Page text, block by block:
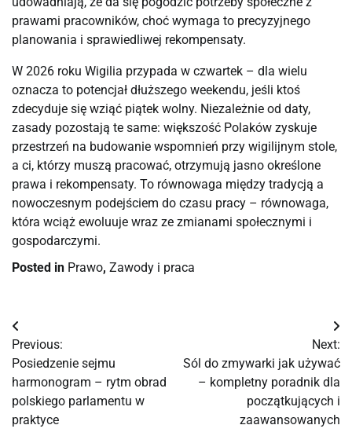
prawami pracowników, choć wymaga to precyzyjnego
planowania i sprawiedliwej rekompensaty.
W 2026 roku Wigilia przypada w czwartek – dla wielu
oznacza to potencjał dłuższego weekendu, jeśli ktoś
zdecyduje się wziąć piątek wolny. Niezależnie od daty,
zasady pozostają te same: większość Polaków zyskuje
przestrzeń na budowanie wspomnień przy wigilijnym stole,
a ci, którzy muszą pracować, otrzymują jasno określone
prawa i rekompensaty. To równowaga między tradycją a
nowoczesnym podejściem do czasu pracy – równowaga,
która wciąż ewoluuje wraz ze zmianami społecznymi i
gospodarczymi.
Posted in Prawo, Zawody i praca
Nawigacja
wpisu
Previous:
Posiedzenie sejmu
harmonogram – rytm obrad
polskiego parlamentu w
praktyce
Next:
Sól do zmywarki jak używać
– kompletny poradnik dla
początkujących i
zaawansowanych